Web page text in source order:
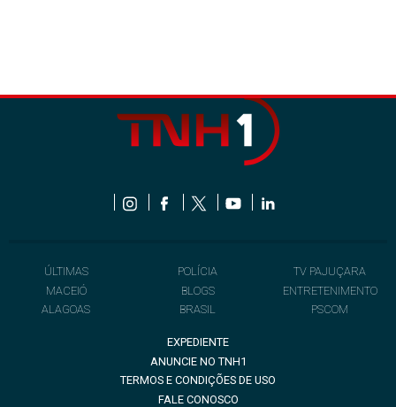
ÚLTIMAS
MACEIÓ
ALAGOAS
POLÍCIA
BLOGS
BRASIL
TV PAJUÇARA
ENTRETENIMENTO
PSCOM
EXPEDIENTE
ANUNCIE NO TNH1
TERMOS E CONDIÇÕES DE USO
FALE CONOSCO